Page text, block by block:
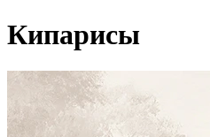
Кипарисы